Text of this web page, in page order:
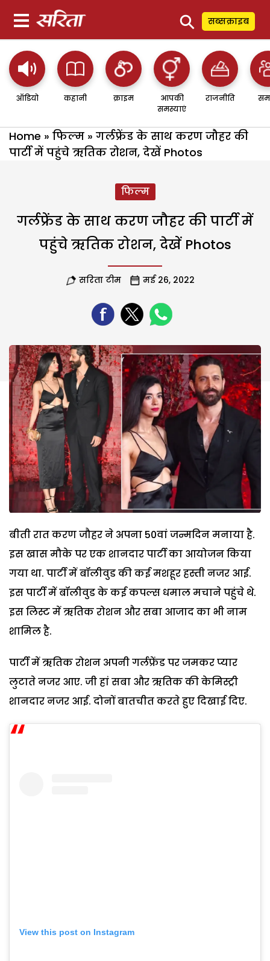
⚲ सब्सक्राइब
ऑडियो कहानी क्राइम
आपकी
समस्याएं
राजनीति
Home » फिल्म » गर्लफ्रेंड के साथ करण जौहर की
पार्टी में पहुंचे ऋतिक रोशन, देखें Photos
फिल्म
गर्लफ्रेंड के साथ करण जौहर की पार्टी में
पहुंचे ऋतिक रोशन, देखें Photos
सरिता टीम मई 26, 2022
बीती रात करण जौहर ने अपना 50वां जन्मदिन मनाया है.
इस खास मौके पर एक शानदार पार्टी का आयोजन किया
गया था. पार्टी में बॉलीवुड की कई मशहूर हस्ती नजर आई.
इस पार्टी में बॉलीवुड के कई कपल्स धमाल मचाने पहुंचे थे.
इस लिस्ट में ऋतिक रोशन और सबा आजाद का भी नाम
शामिल है.
पार्टी में ऋतिक रोशन अपनी गर्लफ्रेंड पर जमकर प्यार
लुटाते नजर आए. जी हां सबा और ऋतिक की केमिस्ट्री
शानदार नजर आई. दोनों बातचीत करते हुए दिखाई दिए.
View this post on Instagram